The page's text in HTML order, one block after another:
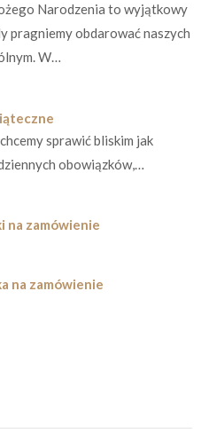
Narodzenia to wyjątkowy
pragniemy obdarować naszych
W…
sprawić bliskim jak
obowiązków,…
na zamówienie
na zamówienie